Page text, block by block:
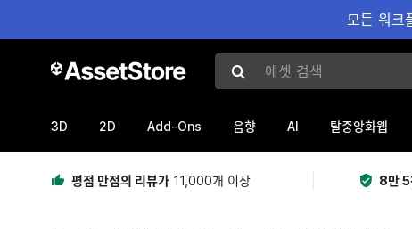
모든 워크
에셋 검색
3D 2D Add-Ons 음향 AI 탈중앙화웹
평점 만점의 리뷰가 11,000개 이상 8만 5